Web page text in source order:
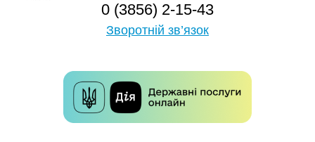
0 (3856) 2-15-43
Зворотній зв’язок